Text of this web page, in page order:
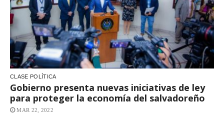
CLASE POLÍTICA
Gobierno presenta nuevas iniciativas de ley
para proteger la economía del salvadoreño
MAR 22, 2022